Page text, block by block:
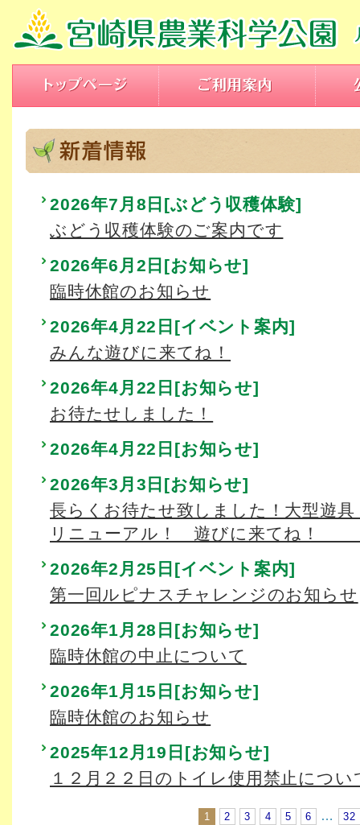
2026年7月8日[ぶどう収穫体験]
ぶどう収穫体験のご案内です
2026年6月2日[お知らせ]
臨時休館のお知らせ
2026年4月22日[イベント案内]
みんな遊びに来てね！
2026年4月22日[お知らせ]
お待たせしました！
2026年4月22日[お知らせ]
2026年3月3日[お知らせ]
長らくお待たせ致しました！大型遊
リニューアル！ 遊びに来
2026年2月25日[イベント案内]
第一回ルピナスチャレンジのお知らせ
2026年1月28日[お知らせ]
臨時休館の中止について
2026年1月15日[お知らせ]
臨時休館のお知らせ
2025年12月19日[お知らせ]
１２月２２日のトイレ使用禁止につい
1 2 3 4 5 6 … 32